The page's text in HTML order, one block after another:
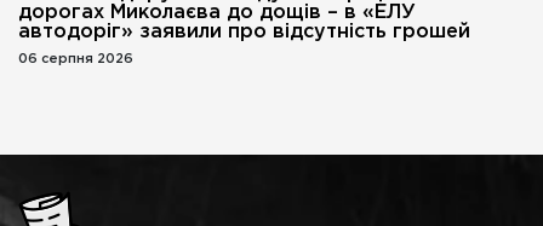
дорогах Миколаєва до дощів – в «ЕЛУ
автодоріг» заявили про відсутність грошей
06 серпня 2026